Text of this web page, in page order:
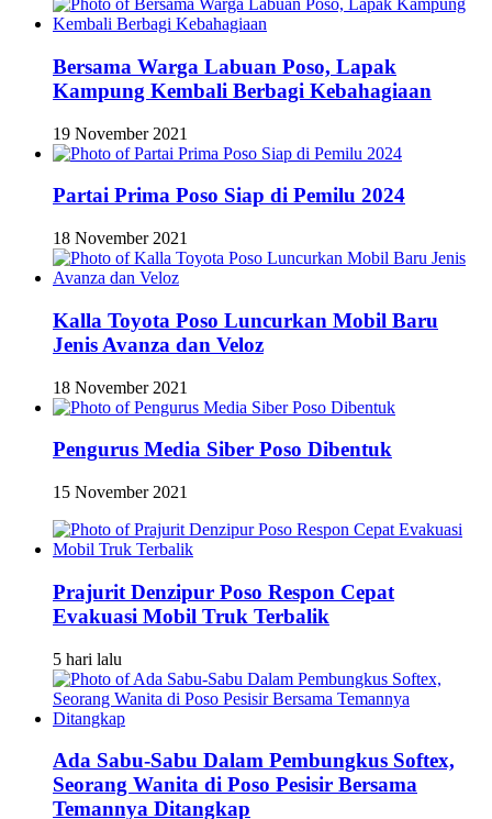
Bersama Warga Labuan Poso, Lapak
Kampung Kembali Berbagi Kebahagiaan
19 November 2021
Partai Prima Poso Siap di Pemilu 2024
18 November 2021
Kalla Toyota Poso Luncurkan Mobil Baru
Jenis Avanza dan Veloz
18 November 2021
Pengurus Media Siber Poso Dibentuk
15 November 2021
Prajurit Denzipur Poso Respon Cepat
Evakuasi Mobil Truk Terbalik
5 hari lalu
Ada Sabu-Sabu Dalam Pembungkus Softex,
Seorang Wanita di Poso Pesisir Bersama
Temannya Ditangkap